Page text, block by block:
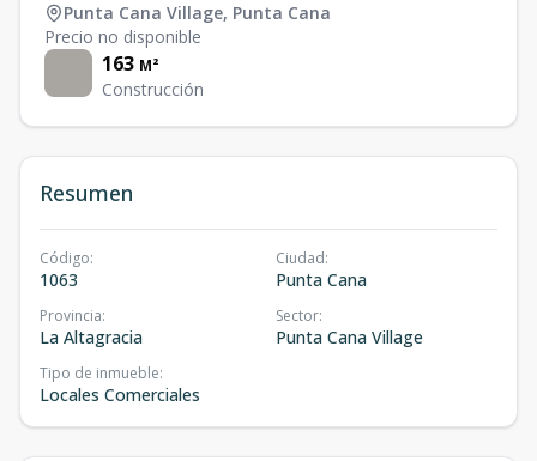
Punta Cana Village, Punta Cana
Precio no disponible
163 M²
Construcción
Resumen
Código:
1063
Ciudad:
Punta Cana
Provincia:
La Altagracia
Sector:
Punta Cana Village
Tipo de inmueble:
Locales Comerciales